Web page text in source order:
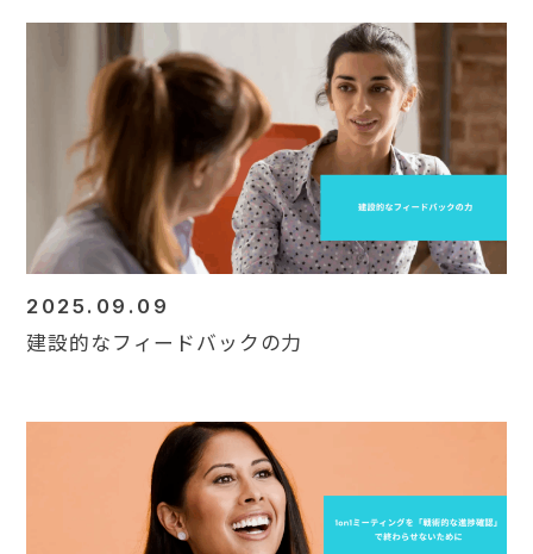
2025.09.09
建設的なフィードバックの力